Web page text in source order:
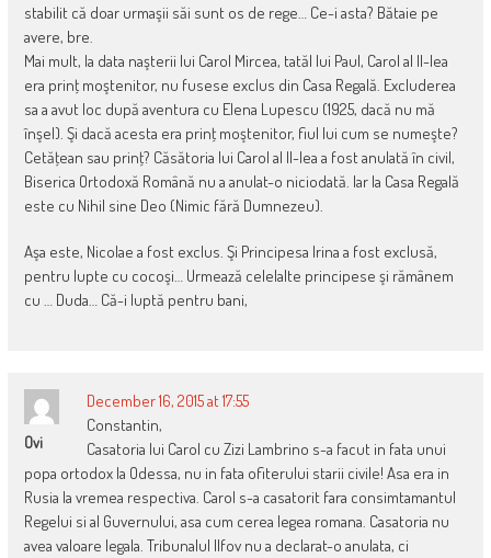
stabilit că doar urmaşii săi sunt os de rege… Ce-i asta? Bătaie pe
avere, bre.
Mai mult, la data naşterii lui Carol Mircea, tatăl lui Paul, Carol al II-lea
era prinţ moştenitor, nu fusese exclus din Casa Regală. Excluderea
sa a avut loc după aventura cu Elena Lupescu (1925, dacă nu mă
înşel). Şi dacă acesta era prinţ moştenitor, fiul lui cum se numeşte?
Cetăţean sau prinţ? Căsătoria lui Carol al II-lea a fost anulată în civil,
Biserica Ortodoxă Română nu a anulat-o niciodată. Iar la Casa Regală
este cu Nihil sine Deo (Nimic fără Dumnezeu).
Aşa este, Nicolae a fost exclus. Şi Principesa Irina a fost exclusă,
pentru lupte cu cocoşi… Urmează celelalte principese şi rămânem
cu … Duda… Că-i luptă pentru bani,
Ovi
December 16, 2015 at 17:55
Constantin,
Casatoria lui Carol cu Zizi Lambrino s-a facut in fata unui
popa ortodox la Odessa, nu in fata ofiterului starii civile! Asa era in
Rusia la vremea respectiva. Carol s-a casatorit fara consimtamantul
Regelui si al Guvernului, asa cum cerea legea romana. Casatoria nu
avea valoare legala. Tribunalul Ilfov nu a declarat-o anulata, ci